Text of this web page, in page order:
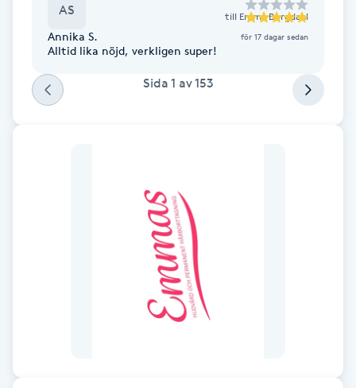
Fransk manikyr
Fransrengöring
Frekvensterapi
Föning
AS till Emma Bergdahl
Annika S. för 17 dagar sedan
Alltid lika nöjd, verkligen super!
Sida 1 av153